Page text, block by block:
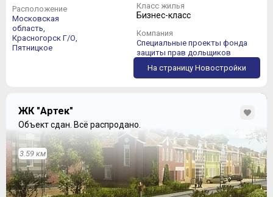
Расположение
Московская
область,
Красногорск Г/О,
Пятницкое
Класс жилья
Бизнес-класс
Компания
Специальные проекты фонда
защиты прав дольщиков
На страницу Новостройки
ЖК "Артек"
Объект сдан. Всё распродано.
3.59 км